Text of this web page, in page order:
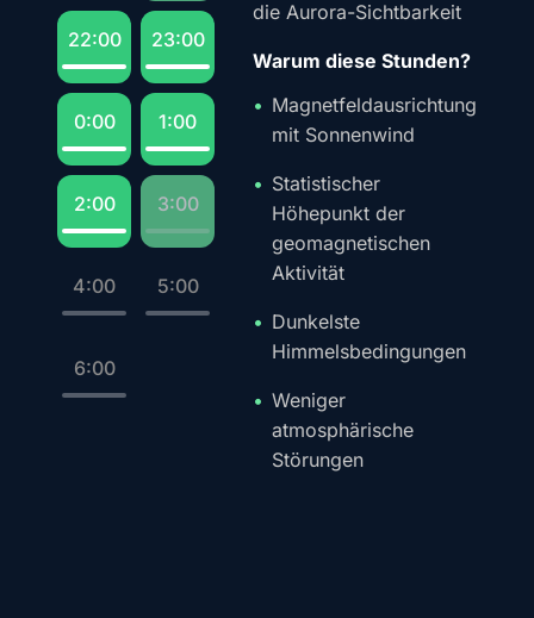
22:00 23:00
0:00 1:00
2:00 3:00
4:00 5:00
6:00
die Aurora-Sichtbarkeit
Warum diese Stunden?
Magnetfeldausrichtung
mit Sonnenwind
Statistischer
Höhepunkt der
geomagnetischen
Aktivität
Dunkelste
Himmelsbedingungen
Weniger
atmosphärische
Störungen